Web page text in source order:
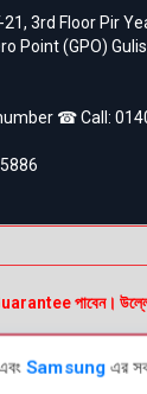
21, 3rd Floor Pir
Point (GPO)
☎ Call:
পাবেন। উল্লেখ্য,
Samsungএর